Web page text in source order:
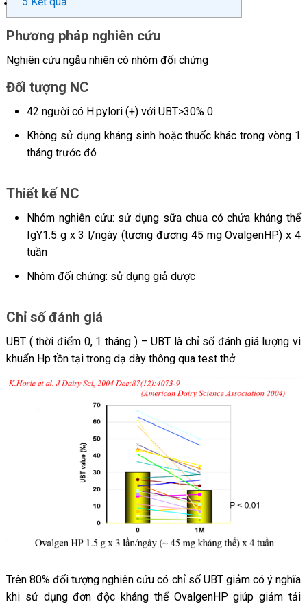
Phương pháp nghiên cứu
Nghiên cứu ngẫu nhiên có nhóm đối chứng
Đối tượng NC
42 người có H.pylori (+) với UBT>30% 0
Không sử dụng kháng sinh hoặc thuốc khác trong vòng 1
tháng trước đó
Thiết kế NC
Nhóm nghiên cứu: sử dụng sữa chua có chứa kháng thể
IgY1.5 g x 3 l/ngày (tương đương 45 mg OvalgenHP) x 4
tuần
Nhóm đối chứng: sử dụng giả dược
Chỉ số đánh giá
UBT ( thời điểm 0, 1 tháng ) – UBT là chỉ số đánh giá lượng vi
khuẩn Hp tồn tại trong dạ dày thông qua test thở.
Trên 80% đối tượng nghiên cứu có chỉ số UBT giảm có ý nghĩa
khi sử dụng đơn độc kháng thể OvalgenHP giúp giảm tải